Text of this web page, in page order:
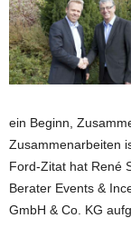
ein Beginn,
Zusammenarbeiten
Ford-Zitat hat René
Berater Events &
GmbH & Co. KG